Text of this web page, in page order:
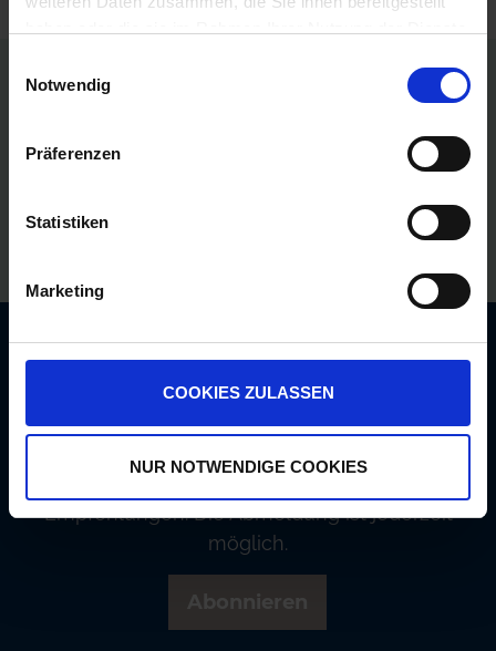
Notwendig
Präferenzen
Statistiken
Marketing
COOKIES ZULASSEN
NUR NOTWENDIGE COOKIES
Persönliche Preise nach Anmeldung
Newsletter: 10€ Gutschein
Unser kostenloser Newsletter informiert Sie
Empfehlungen. Die Abmeldung ist jederzeit
möglich.